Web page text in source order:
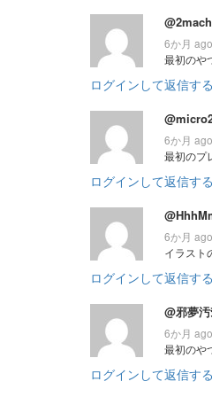
6か月 ago
最初のや
ログインして返信する
6か月 ago
最初のプ
ログインして返信する
6か月 ago
イラスト
ログインして返信する
@邪夢
6か月 ago
最初のや
ログインして返信する